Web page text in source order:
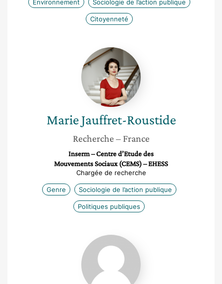
Environnement Sociologie de l’action publique
Citoyenneté
Marie
Jauffret-
Roustide
Marie Jauffret-Roustide
Recherche – France
Inserm – Centre d’Etude des
Mouvements Sociaux (CEMS) – EHESS
Chargée de recherche
Genre Sociologie de l’action publique
Politiques publiques
Ferhi
Asma